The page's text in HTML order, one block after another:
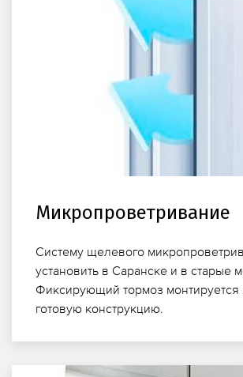
Микропроветривание
Систему щелевого
установить в Саранске и в старые
Фиксирующий тормоз монтируется
готовую конструкцию.